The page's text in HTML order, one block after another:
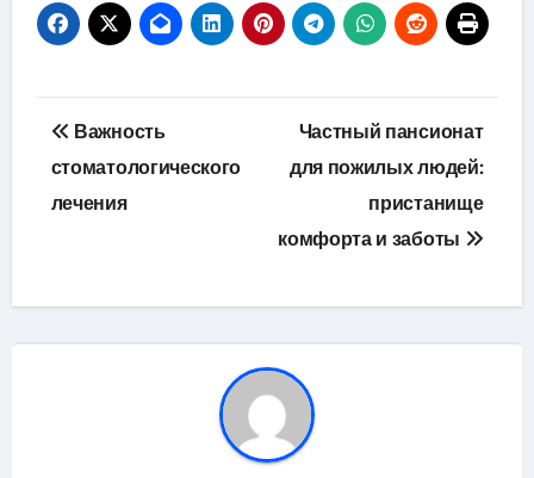
Навигация
по
записям
Важность
стоматологического
лечения
Частный пансионат
для пожилых людей:
пристанище
комфорта и заботы